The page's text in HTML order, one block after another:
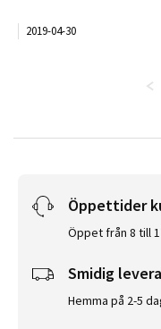
2019-04-30
Öppettider
Öppet från 8 till
Smidig
Hemma på 2-5